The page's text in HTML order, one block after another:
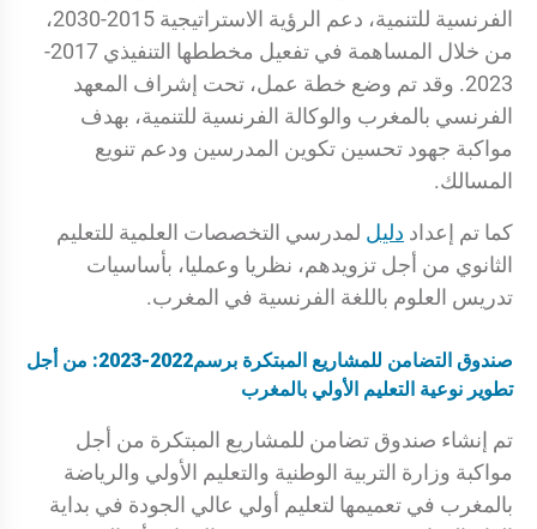
الفرنسية للتنمية، دعم الرؤية الاستراتيجية 2015-2030،
من خلال المساهمة في تفعيل مخططها التنفيذي 2017-
2023. وقد تم وضع خطة عمل، تحت إشراف المعهد
الفرنسي بالمغرب والوكالة الفرنسية للتنمية، بهدف
مواكبة جهود تحسين تكوين المدرسين ودعم تنويع
المسالك.
كما تم إعداد دليل لمدرسي التخصصات العلمية للتعليم
الثانوي من أجل تزويدهم، نظريا وعمليا، بأساسيات
تدريس العلوم باللغة الفرنسية في المغرب.
صندوق التضامن للمشاريع المبتكرة برسم2022-2023: من أجل
تطوير نوعية التعليم الأولي بالمغرب
تم إنشاء صندوق تضامن للمشاريع المبتكرة من أجل
مواكبة وزارة التربية الوطنية والتعليم الأولي والرياضة
بالمغرب في تعميمها لتعليم أولي عالي الجودة في بداية